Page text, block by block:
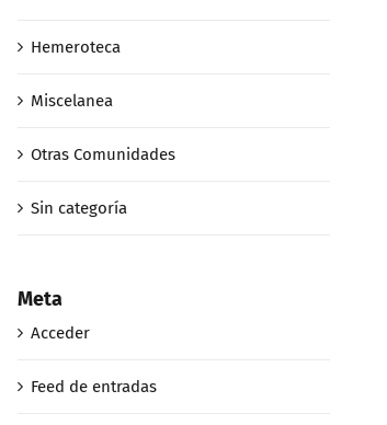
Hemeroteca
Miscelanea
Otras Comunidades
Sin categoría
Meta
Acceder
Feed de entradas